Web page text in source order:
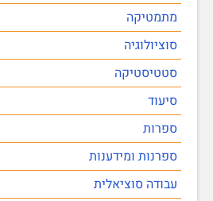
מתמטיקה
סוציולוגיה
סטטיסטיקה
סיעוד
ספרות
ספרנות ומידענות
עבודה סוציאלית